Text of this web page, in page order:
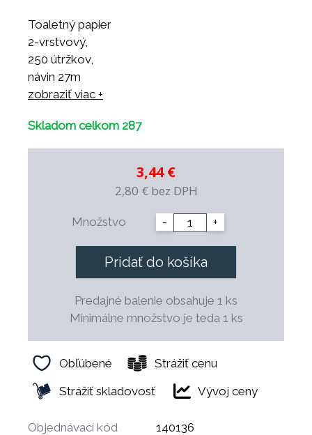
Toaletný papier
2-vrstvový,
250 útržkov,
návin 27m
šírka 9,5 cm
farba: biela.
zobraziť viac +
Skladom celkom 287
3,44 €
2,80 € bez DPH
Množstvo - +
Pridať do košíka
Predajné balenie obsahuje 1 ks
Minimálne množstvo je teda 1 ks
Obľúbené
Strážiť cenu
Strážiť skladovosť
Vývoj ceny
Objednávací kód
140136